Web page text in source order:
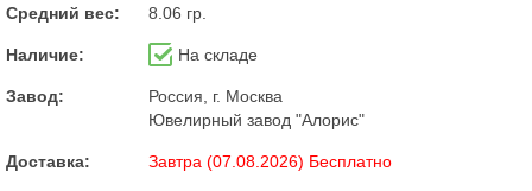
Средний вес: 8.06 гр.
Наличие: На складе
Завод:
Россия, г. Москва
Ювелирный завод "Алорис"
Доставка: Завтра (07.08.2026) Бесплатно